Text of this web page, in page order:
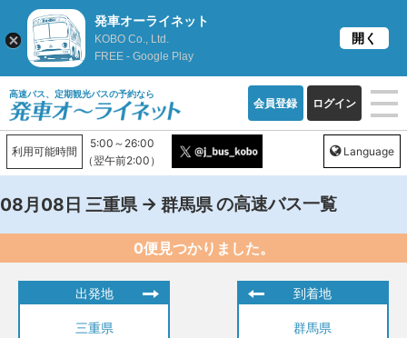
高速バス、定期観光バスの予約なら
会員登録 ログイン
利用可能時間
5:00～26:00
（翌午前2:00）
Language
08月08日 三重県 → 群馬県の高速バス一覧
0便見つかりました。
出発地
三重県
到着地
群馬県
発車オーライネット
KOBO Co., Ltd.
FREE - Google Play
開く